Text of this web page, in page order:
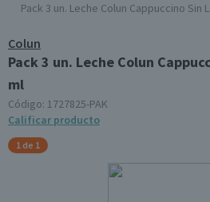
Pack 3 un. Leche Colun Cappuccino Sin
Colun
Pack 3 un. Leche Colun
ml
Código: 1727825-PAK
Calificar producto
1 de 1